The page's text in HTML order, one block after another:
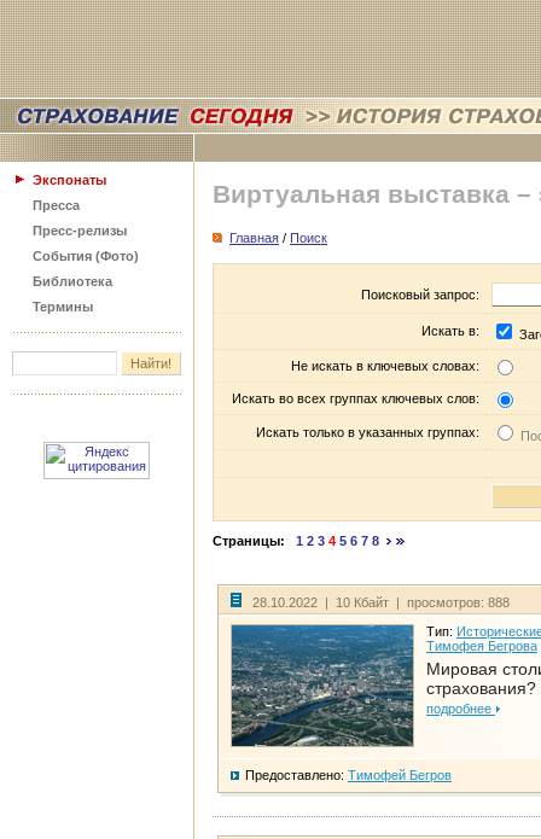
Экспонаты
Пресса
Пресс-релизы
События (Фото)
Библиотека
Термины
Виртуальная выставка –
Главная / Поиск
Поисковый запрос:
Искать в:
Не искать в ключевых словах:
Искать во всех группах ключевых слов:
Искать только в указанных группах:
Страницы: 1 2 3 4 5 6 7 8
28.10.2022 | 10 Кбайт | просмотров: 888
Тип:
Тимофея Бегрова
Мировая
страхования?
подробнее
Предоставлено: Тимофей Бегров